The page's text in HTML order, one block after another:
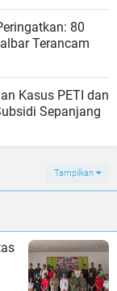
80
Terancam
Kasus PETI dan
Sepanjang
Tampilkan